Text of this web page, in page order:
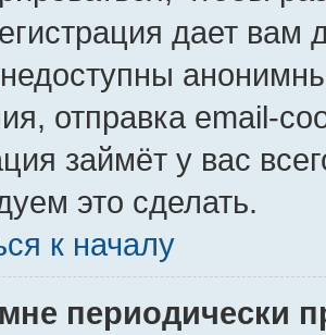
дает вам
отправка email-
займёт у вас
это сделать.
к началу
периодически